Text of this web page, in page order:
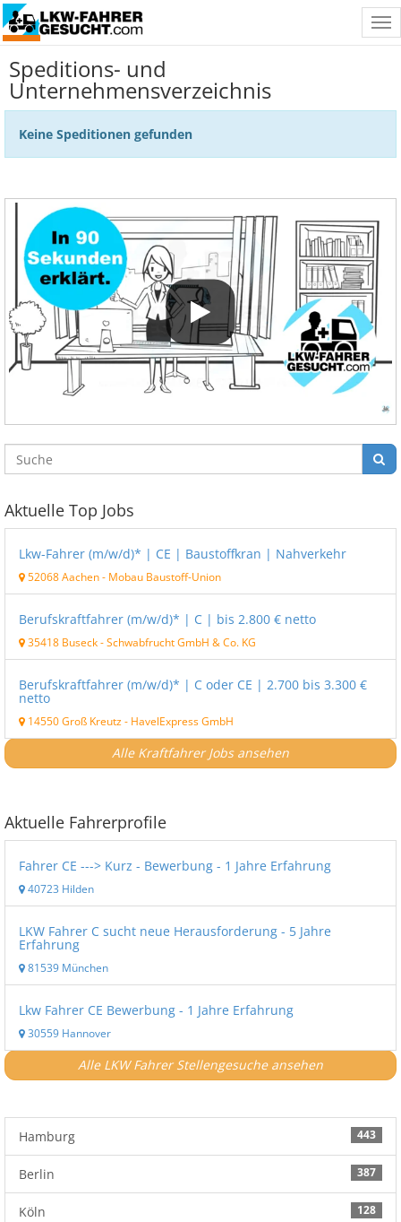
Speditions- und
Unternehmensverzeichnis
Keine Speditionen gefunden
Aktuelle Top Jobs
Lkw-Fahrer (m/w/d)* | CE | Baustoffkran | Nahverkehr
52068 Aachen- Mobau Baustoff-Union
Berufskraftfahrer (m/w/d)* | C | bis 2.800 € netto
35418 Buseck-Schwabfrucht GmbH & Co. KG
Berufskraftfahrer (m/w/d)* | C oder CE | 2.700 bis 3.300 €
netto
14550 Groß Kreutz- HavelExpress GmbH
Alle Kraftfahrer Jobs ansehen
Aktuelle Fahrerprofile
Fahrer CE ---> Kurz - Bewerbung - 1 Jahre Erfahrung
40723 Hilden
LKW Fahrer C sucht neue Herausforderung - 5 Jahre
Erfahrung
81539 München
Lkw Fahrer CE Bewerbung - 1 Jahre Erfahrung
30559 Hannover
Alle LKW Fahrer Stellengesuche ansehen
443
Hamburg
387
Berlin
128
Köln